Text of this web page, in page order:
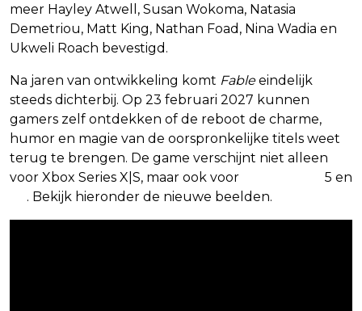
meer Hayley Atwell, Susan Wokoma, Natasia
Demetriou, Matt King, Nathan Foad, Nina Wadia en
Ukweli Roach bevestigd.
Na jaren van ontwikkeling komt Fableeindelijk
steeds dichterbij. Op 23 februari 2027 kunnen
gamers zelf ontdekken of de reboot de charme,
humor en magie van de oorspronkelijke titels weet
terug te brengen. De game verschijnt niet alleen
voor Xbox Series X|S, maar ook voor
5 en
. Bekijk hieronder de nieuwe beelden.